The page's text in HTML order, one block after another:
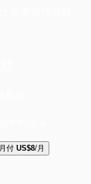
月付 US$8/月